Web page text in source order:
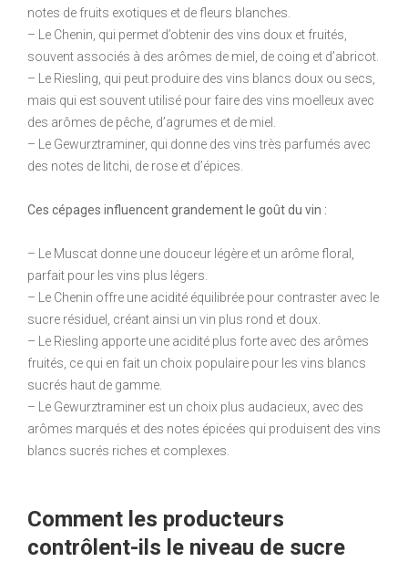
notes de fruits exotiques et de fleurs blanches.
– Le Chenin, qui permet d’obtenir des vins doux et fruités,
souvent associés à des arômes de miel, de coing et d’abricot.
– Le Riesling, qui peut produire des vins blancs doux ou secs,
mais qui est souvent utilisé pour faire des vins moelleux avec
des arômes de pêche, d’agrumes et de miel.
– Le Gewurztraminer, qui donne des vins très parfumés avec
des notes de litchi, de rose et d’épices.
Ces cépages influencent grandement le goût du vin :
– Le Muscat donne une douceur légère et un arôme floral,
parfait pour les vins plus légers.
– Le Chenin offre une acidité équilibrée pour contraster avec le
sucre résiduel, créant ainsi un vin plus rond et doux.
– Le Riesling apporte une acidité plus forte avec des arômes
fruités, ce qui en fait un choix populaire pour les vins blancs
sucrés haut de gamme.
– Le Gewurztraminer est un choix plus audacieux, avec des
arômes marqués et des notes épicées qui produisent des vins
blancs sucrés riches et complexes.
Comment les producteurs
contrôlent-ils le niveau de sucre